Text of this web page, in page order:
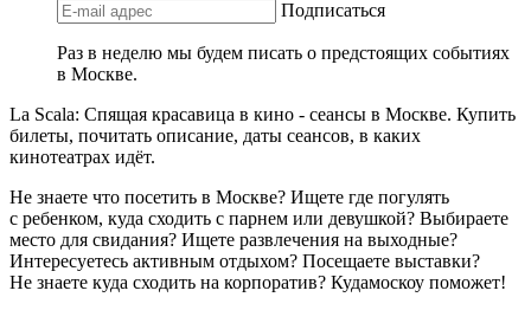
Подписаться
Раз в неделю мы будем писать о предстоящих событиях
в Москве.
La Scala: Спящая красавица в кино - сеансы в Москве. Купить
билеты, почитать описание, даты сеансов, в каких
кинотеатрах идёт.
Не знаете что посетить в Москве? Ищете где погулять
с ребенком, куда сходить с парнем или девушкой? Выбираете
место для свидания? Ищете развлечения на выходные?
Интересуетесь активным отдыхом? Посещаете выставки?
Не знаете куда сходить на корпоратив? Кудамоскоу поможет!